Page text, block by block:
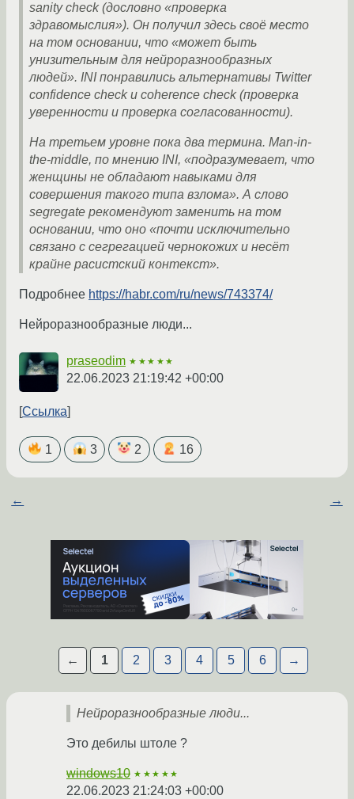
sanity check (дословно «проверка
здравомыслия»). Он получил здесь своё место
на том основании, что «может быть
унизительным для нейроразнообразных
людей». INI понравились альтернативы Twitter
confidence check и coherence check (проверка
уверенности и проверка согласованности).
На третьем уровне пока два термина. Man-in-
the-middle, по мнению INI, «подразумевает, что
женщины не обладают навыками для
совершения такого типа взлома». А слово
segregate рекомендуют заменить на том
основании, что оно «почти исключительно
связано с сегрегацией чернокожих и несёт
крайне расистский контекст».
Подробнее https://habr.com/ru/news/743374/
Нейроразнообразные люди...
praseodim ★★★★★
22.06.2023 21:19:42 +00:00
Ссылка
1 3 2 16
← →
← 1 2 3 4 5 6 →
Нейроразнообразные люди...
Это дебилы штоле ?
windows10 ★★★★★
22.06.2023 21:24:03 +00:00